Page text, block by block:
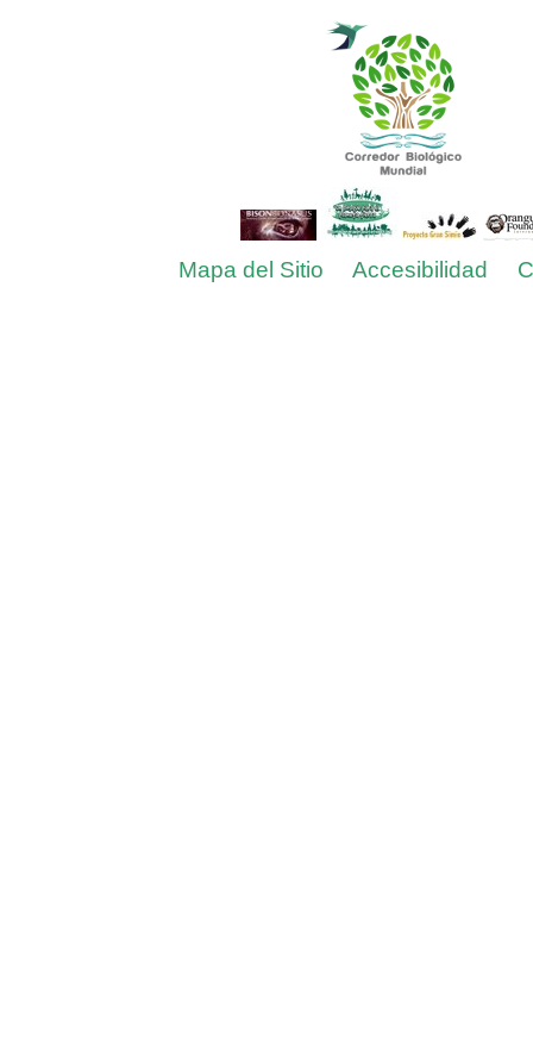
Mapa del Sitio Accesibilidad